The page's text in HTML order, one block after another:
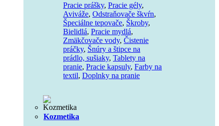
Pracie prášky, Pracie gély,
Aviváže, Odstraňovače škvŕn,
Špeciálne tepovače, Škroby,
Bielidlá, Pracie mydlá,
Zmäkčovače vody, Čistenie
práčky, Šnúry a štipce na
prádlo, sušiaky, Tablety na
pranie, Pracie kapsuly, Farby na
textil, Doplnky na pranie
Kozmetika